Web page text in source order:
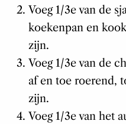
Voeg 1/3e van de
koekenpan en
zijn.
Voeg 1/3e van de
af en toe roerend,
zijn.
Voeg 1/3e van het